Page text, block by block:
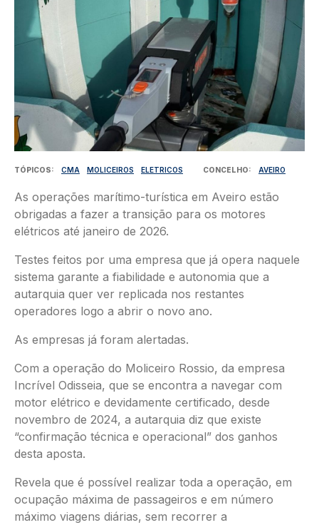
TÓPICOS CMA MOLICEIROS ELETRICOS CONCELHO AVEIRO
As operações marítimo-turística em Aveiro estão
obrigadas a fazer a transição para os motores
elétricos até janeiro de 2026.
Testes feitos por uma empresa que já opera naquele
sistema garante a fiabilidade e autonomia que a
autarquia quer ver replicada nos restantes
operadores logo a abrir o novo ano.
As empresas já foram alertadas.
Com a operação do Moliceiro Rossio, da empresa
Incrível Odisseia, que se encontra a navegar com
motor elétrico e devidamente certificado, desde
novembro de 2024, a autarquia diz que existe
“confirmação técnica e operacional” dos ganhos
desta aposta.
Revela que é possível realizar toda a operação, em
ocupação máxima de passageiros e em número
máximo viagens diárias, sem recorrer a